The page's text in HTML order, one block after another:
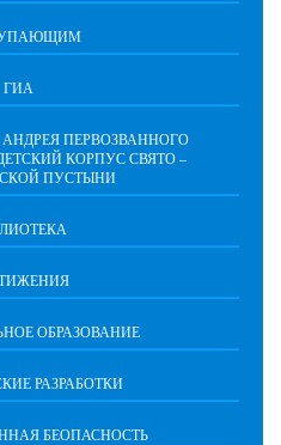
ГИА
ПЕРВОЗВАННОГО
КОРПУС СВЯТО –
ПУСТЫНИ
ОБРАЗОВАНИЕ
РАЗРАБОТКИ
БЕОПАСНОСТЬ